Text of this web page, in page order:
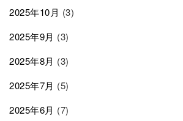
2025年10月 (3)
2025年9月 (3)
2025年8月 (3)
2025年7月 (5)
2025年6月 (7)